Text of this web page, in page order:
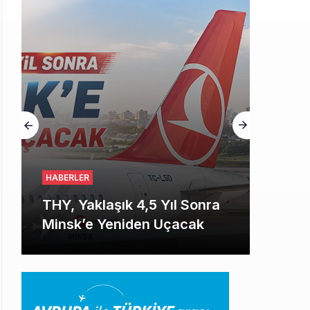
HABERLER
THY, Yaklaşık 4,5 Yıl Sonra
Minsk’e Yeniden Uçacak